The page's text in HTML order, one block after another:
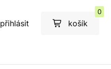
přihlásit košík
0